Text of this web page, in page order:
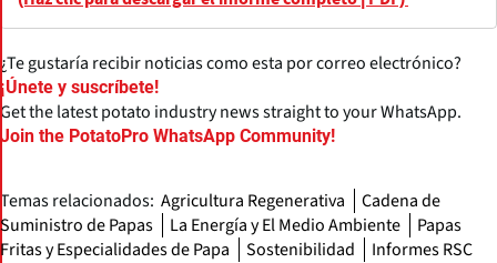
¿Te gustaría recibir noticias como esta por correo electrónico?
¡Únete y suscríbete!
Get the latest potato industry news straight to your WhatsApp.
Join the PotatoPro WhatsApp Community!
Temas relacionados: Agricultura Regenerativa
Cadena de
Suministro de Papas
La Energía y El Medio Ambiente
Papas
Fritas y Especialidades de Papa
Sostenibilidad Informes RSC